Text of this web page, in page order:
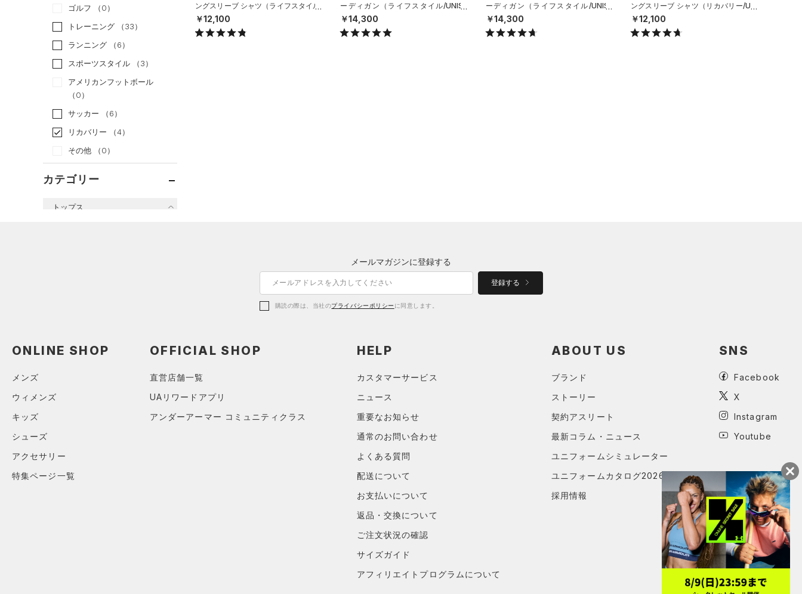
ゴルフ
（0）
トレーニング
（33）
ランニング
（6）
スポーツスタイル
（3）
アメリカンフットボール
（0）
サッカー
（6）
リカバリー
（4）
その他
（0）
カテゴリー
トップス
パーカー&トレーナー （0）
ングスリーブ シャツ（ライフスタイル/
UNISEX）
￥12,100
ーディガン（ライフスタイル/UNISE
X）
￥14,300
ーディガン（ライフスタイル/UNISE
X）
￥14,300
ングスリーブ シャツ（リカバリー/UNI
SEX）
￥12,100
メールマガジンに登録する
登録する
購読の際は、当社のプライバシーポリシー に同意します。
ONLINE SHOP
メンズ
ウィメンズ
キッズ
シューズ
アクセサリー
特集ページ一覧
OFFICIAL SHOP
直営店舗一覧
UAリワードアプリ
アンダーアーマー コミュニティクラス
HELP
カスタマーサービス
ニュース
重要なお知らせ
通常のお問い合わせ
よくある質問
配送について
お支払いについて
返品・交換について
ご注文状況の確認
サイズガイド
アフィリエイトプログラムについて
ABOUT US
ブランド
ストーリー
契約アスリート
最新コラム・ニュース
ユニフォームシミュレーター
ユニフォームカタログ2026
採用情報
SNS
Facebook
X
Instagram
Youtube